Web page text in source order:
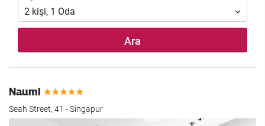
ve
odalar
2 kişi, 1 Oda
Ara
Naumi
Seah Street, 41 - Singapur